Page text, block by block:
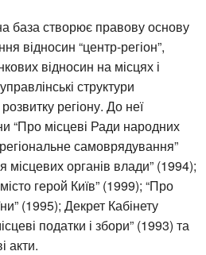
база створює правову основу
відносин “центр-регіон”,
відносин на місцях і
структури
регіону. До неї
“Про місцеві Ради народних
самоврядування”
органів влади” (1994);
герой Київ” (1999); “Про
(1995); Декрет Кабінету
податки і збори” (1993) та
акти.